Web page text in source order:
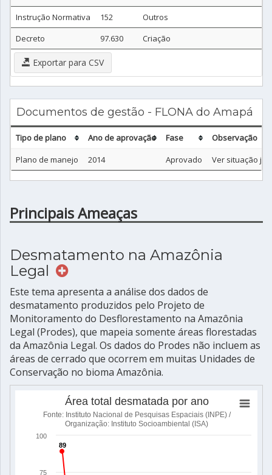
Instrução Normativa
152
Outros
Decreto
97.630 Criação
Exportar para CSV
Documentos de gestão - FLONA do Amapá
Tipo de plano Ano de aprovação Fase
Observação
Plano de manejo
2014 Aprovado Ver situação
Principais Ameaças
Desmatamento na Amazônia
Legal
Este tema apresenta a análise dos dados de
desmatamento produzidos pelo Projeto de
Monitoramento do Desflorestamento na Amazônia
Legal (Prodes), que mapeia somente áreas florestadas
da Amazônia Legal. Os dados do Prodes não incluem as
áreas de cerrado que ocorrem em muitas Unidades de
Conservação no bioma Amazônia.